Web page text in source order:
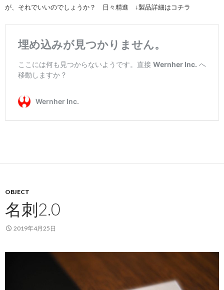
が、それでいいのでしょうか？ 日々精進 ↓製品詳細はコチラ
OBJECT
名刺2.0
2019年4月25日